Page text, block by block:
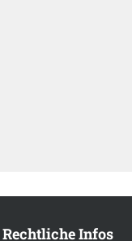
Rechtliche Infos